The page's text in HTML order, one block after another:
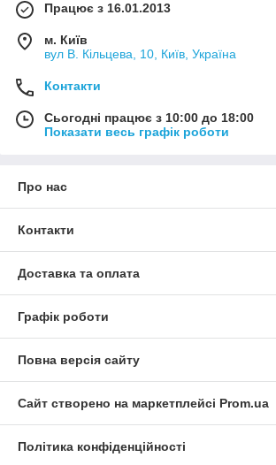
Працює з 16.01.2013
м. Київ
вул В. Кільцева, 10, Київ, Україна
Контакти
Сьогодні працює з 10:00 до 18:00
Показати весь графік роботи
Про нас
Контакти
Доставка та оплата
Графік роботи
Повна версія сайту
Сайт створено на маркетплейсі Prom.ua
Політика конфіденційності